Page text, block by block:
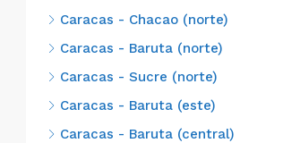
Caracas - Chacao (norte)
Caracas - Baruta (norte)
Caracas - Sucre (norte)
Caracas - Baruta (este)
Caracas - Baruta (central)